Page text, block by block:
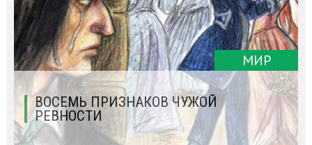
МИР
ВОСЕМЬ ПРИЗНАКОВ ЧУЖОЙ
РЕВНОСТИ